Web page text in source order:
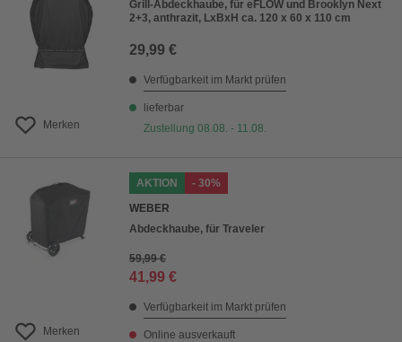
Merken
Grill-Abdeckhaube, für eFLOW und Brooklyn Next
2+3, anthrazit, LxBxH ca. 120 x 60 x 110 cm
29,99 €
Verfügbarkeit im Markt prüfen
lieferbar
Zustellung 08.08. - 11.08.
Merken
AKTION
- 30%
WEBER
Abdeckhaube, für Traveler
59,99 €
41,99 €
Verfügbarkeit im Markt prüfen
Online ausverkauft